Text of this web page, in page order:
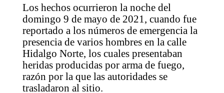
Los hechos ocurrieron la noche del
domingo 9 de mayo de 2021, cuando fue
reportado a los números de emergencia la
presencia de varios hombres en la calle
Hidalgo Norte, los cuales presentaban
heridas producidas por arma de fuego,
razón por la que las autoridades se
trasladaron al sitio.